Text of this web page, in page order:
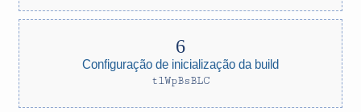
Configuração de inicialização da build
tlWpBsBLC